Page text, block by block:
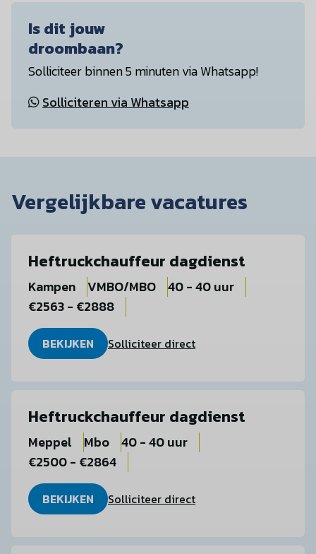
Is dit jouw
droombaan?
Solliciteer binnen 5 minuten via Whatsapp!
Solliciteren via Whatsapp
Vergelijkbare vacatures
Heftruckchauffeur dagdienst
Kampen VMBO/MBO
40 - 40 uur
€2563 - €2888
BEKIJKEN Solliciteer direct
Heftruckchauffeur dagdienst
Meppel Mbo
40 - 40 uur
€2500 - €2864
BEKIJKEN Solliciteer direct